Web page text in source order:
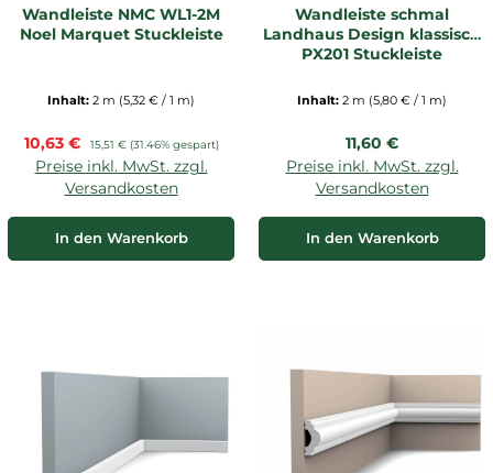
Wandleiste NMC WL1-2M
Noel Marquet Stuckleiste
Inhalt: 2 m (5,32 € / 1 m)
Verkaufspreis:
10,63 € Regulärer Preis:
15,51 € (31.46% gespart)
Preise inkl. MwSt. zzgl.
Versandkosten
In den Warenkorb
Wandleiste schmal
Landhaus Design klassisch
PX201 Stuckleiste
Inhalt: 2 m (5,80 € / 1 m)
Regulärer Preis:
11,60 €
Preise inkl. MwSt. zzgl.
Versandkosten
In den Warenkorb